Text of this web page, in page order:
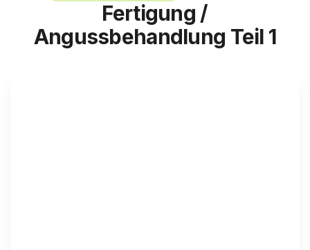
Fertigung /
Angussbehandlung Teil 1